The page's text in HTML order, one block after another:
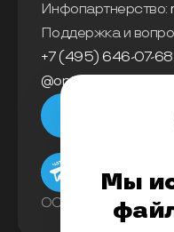
Инфопартнерство:
Поддержка и
+7 (495) 646-07-68
@ontico_support
Мы
ООО
Мы